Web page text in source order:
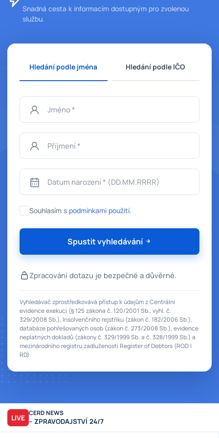
Snadná cesta k informacím dostupným pro zvolenou
službu.
Hledání podle jména Hledání podle IČO
Jméno
Příjmení
Datum narození
Souhlasím s podmínkami použití.
Spustit vyhledávání
Zpracování dotazu je bezpečné a důvěrné.
Vyhledávač zprostředkovává přístup k údajům z Centrální
evidence exekucí (§ 125 zákona č. 120/2001 Sb., vyhl. č.
329/2008 Sb.), Insolvenčního rejstříku (zákon č. 182/2006 Sb.),
databáze pohřešovaných osob (zákon č. 273/2008 Sb.), evidence
neplatných dokladů (zákony č. 329/1999 Sb. a č. 328/1999 Sb.) a
mezinárodního registru zadluženosti Register of Debtors (ROD |
RD).
LIVE CERD NEWS
– ZPRAVODAJSTVÍ 24/7